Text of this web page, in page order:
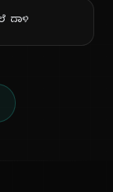
ದಾಳಿ